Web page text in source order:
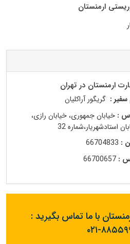
ارمنستان
ارمنستان در تهران
سفیر : گریگور آراکلیان
: خیابان جمهوری، خیابان رازی،
استادشهریار،شماره 32
:
66704833
:
66700657
با ما تماس بگیرید :
۸۸۵۵۹۹۲۵